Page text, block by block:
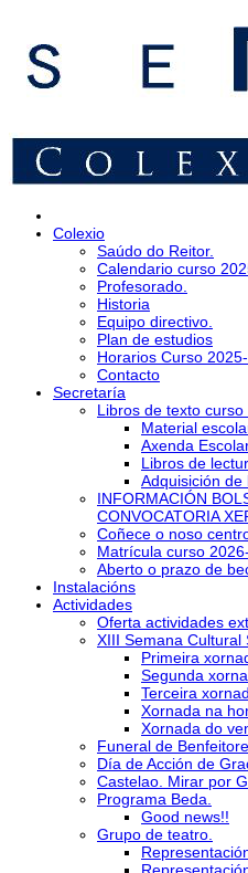
Colexio
Saúdo do Reitor.
Calendario curso
Profesorado.
Historia
Equipo directivo.
Plan de estudios
Horarios Curso
Contacto
Secretaría
Libros de texto curso
Material
Axenda
Libros de
Adquisición de
INFORMACIÓN
CONVOCATORIA
Coñece o noso
Matrícula curso
Aberto o prazo de
Instalacións
Actividades
Oferta actividades
XIII Semana Cultural
Primeira
Segunda
Terceira
Xornada na
Xornada do
Funeral de
Día de Acción de
Castelao. Mirar por
Programa Beda.
Good news!!
Grupo de teatro.